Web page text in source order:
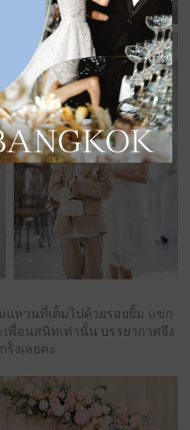
วนที่เต็มไปด้วยรอยยิ้ม แขก
พื่อนสนิทเท่านั้น บรรยากาศจึง
ร็งเลยค่ะ